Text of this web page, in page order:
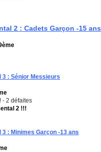
2 : Cadets Garçon -15 ans
3 : Sénior Messieurs
- 2 défaites
2 !!!
: Minimes Garçon -13 ans